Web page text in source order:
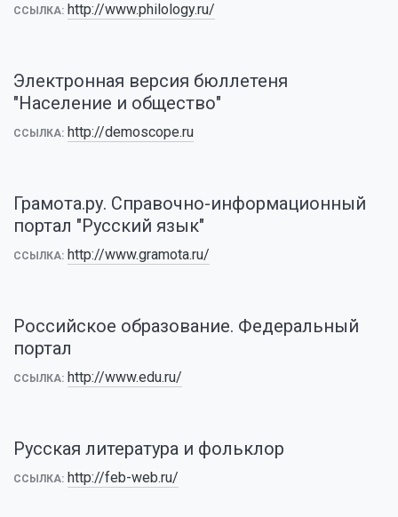
ССЫЛКА: http://www.philology.ru/
Электронная версия бюллетеня
"Население и общество"
ССЫЛКА: http://demoscope.ru
Грамота.ру. Справочно-информационный
портал "Русский язык"
ССЫЛКА: http://www.gramota.ru/
Российское образование. Федеральный
портал
ССЫЛКА: http://www.edu.ru/
Русская литература и фольклор
ССЫЛКА: http://feb-web.ru/